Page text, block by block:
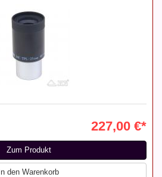
227,00 €*
Zum Produkt
In den Warenkorb